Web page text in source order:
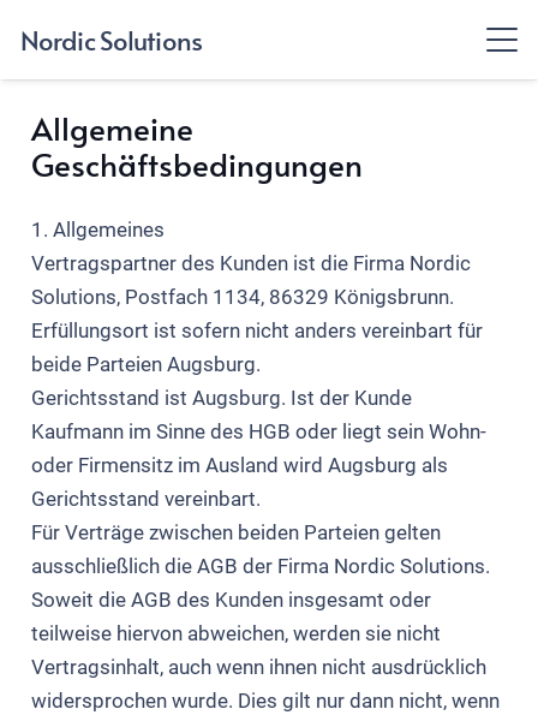
Nordic Solutions
Allgemeine
Geschäftsbedingungen
1. Allgemeines
Vertragspartner des Kunden ist die Firma Nordic
Solutions, Postfach 1134, 86329 Königsbrunn.
Erfüllungsort ist sofern nicht anders vereinbart für
beide Parteien Augsburg.
Gerichtsstand ist Augsburg. Ist der Kunde
Kaufmann im Sinne des HGB oder liegt sein Wohn-
oder Firmensitz im Ausland wird Augsburg als
Gerichtsstand vereinbart.
Für Verträge zwischen beiden Parteien gelten
ausschließlich die AGB der Firma Nordic Solutions.
Soweit die AGB des Kunden insgesamt oder
teilweise hiervon abweichen, werden sie nicht
Vertragsinhalt, auch wenn ihnen nicht ausdrücklich
widersprochen wurde. Dies gilt nur dann nicht, wenn